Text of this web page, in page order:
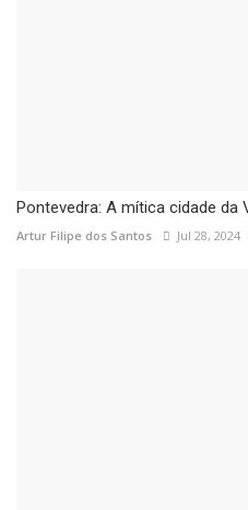
Pontevedra: A mítica cidade da
Artur Filipe dos Santos Jul 28, 2024